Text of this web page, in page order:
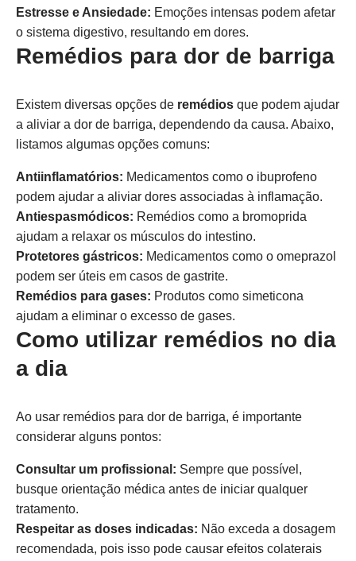
Estresse e Ansiedade: Emoções intensas podem afetar
o sistema digestivo, resultando em dores.
Remédios para dor de barriga
Existem diversas opções de remédios que podem ajudar
a aliviar a dor de barriga, dependendo da causa. Abaixo,
listamos algumas opções comuns:
Antiinflamatórios: Medicamentos como o ibuprofeno
podem ajudar a aliviar dores associadas à inflamação.
Antiespasmódicos: Remédios como a bromoprida
ajudam a relaxar os músculos do intestino.
Protetores gástricos: Medicamentos como o omeprazol
podem ser úteis em casos de gastrite.
Remédios para gases: Produtos como simeticona
ajudam a eliminar o excesso de gases.
Como utilizar remédios no dia
a dia
Ao usar remédios para dor de barriga, é importante
considerar alguns pontos:
Consultar um profissional: Sempre que possível,
busque orientação médica antes de iniciar qualquer
tratamento.
Respeitar as doses indicadas: Não exceda a dosagem
recomendada, pois isso pode causar efeitos colaterais